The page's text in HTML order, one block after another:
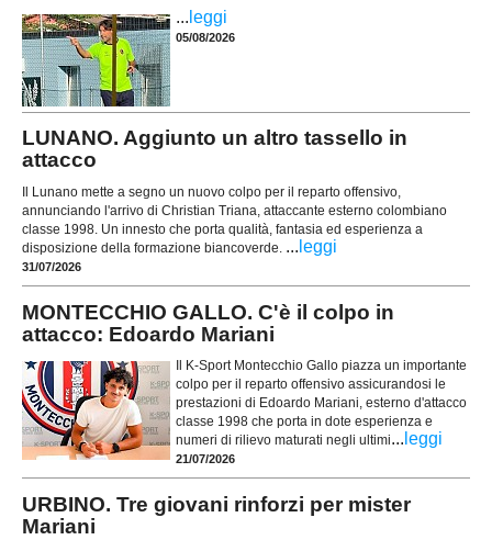
... leggi
05/08/2026
LUNANO. Aggiunto un altro tassello in
attacco
Il Lunano mette a segno un nuovo colpo per il reparto offensivo,
annunciando l'arrivo di Christian Triana, attaccante esterno colombiano
classe 1998. Un innesto che porta qualità, fantasia ed esperienza a
disposizione della formazione biancoverde. ... leggi
31/07/2026
MONTECCHIO GALLO. C'è il colpo in
attacco: Edoardo Mariani
Il K-Sport Montecchio Gallo piazza un importante
colpo per il reparto offensivo assicurandosi le
prestazioni di Edoardo Mariani, esterno d'attacco
classe 1998 che porta in dote esperienza e
numeri di rilievo maturati negli ultimi... leggi
21/07/2026
URBINO. Tre giovani rinforzi per mister
Mariani